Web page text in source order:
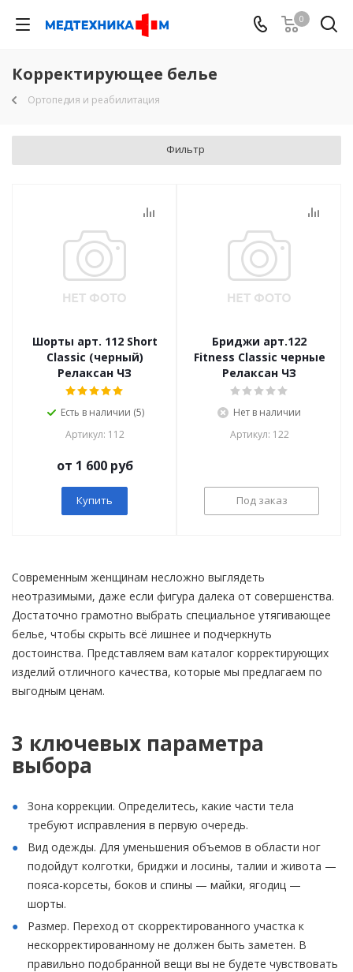
0
Корректирующее белье
Ортопедия и реабилитация
Фильтр
Шорты арт. 112 Short
Classic (черный)
Релаксан ЧЗ
Есть в наличии (5)
Артикул: 112
от 1 600 руб
Купить
Бриджи арт.122
Fitness Classic черные
Релаксан ЧЗ
Нет в наличии
Артикул: 122
Под заказ
Современным женщинам несложно выглядеть
неотразимыми, даже если фигура далека от совершенства.
Достаточно грамотно выбрать специальное утягивающее
белье, чтобы скрыть всё лишнее и подчеркнуть
достоинства. Представляем вам каталог корректирующих
изделий отличного качества, которые мы предлагаем по
выгодным ценам.
3 ключевых параметра
выбора
Зона коррекции. Определитесь, какие части тела
требуют исправления в первую очередь.
Вид одежды. Для уменьшения объемов в области ног
подойдут колготки, бриджи и лосины, талии и живота —
пояса-корсеты, боков и спины — майки, ягодиц —
шорты.
Размер. Переход от скорректированного участка к
нескорректированному не должен быть заметен. В
правильно подобранной вещи вы не будете чувствовать